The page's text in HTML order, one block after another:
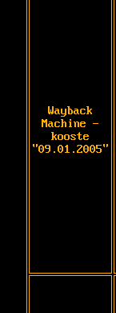
Wayback
Machine -
kooste
"09.01.2005"